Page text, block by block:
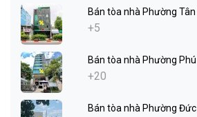
Bán tòa nhà Phường Tân
+5
Bán tòa nhà Phường
+20
Bán tòa nhà Phường